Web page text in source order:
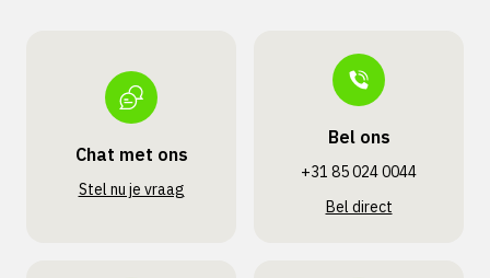
Chat met ons
Stel nu je vraag
Bel ons
+31 85 024 0044
Bel direct